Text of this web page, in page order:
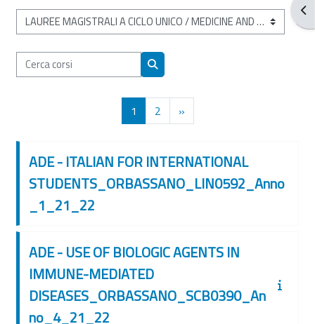
Categorie di corso
Cerca corsi
Cerca corsi
1 Pagina 1
2 Pagina 2
»Pagina successiva
ADE - ITALIAN FOR INTERNATIONAL
STUDENTS_ORBASSANO_LIN0592_Anno
_1_21_22
ADE - USE OF BIOLOGIC AGENTS IN
IMMUNE-MEDIATED
DISEASES_ORBASSANO_SCB0390_An
no_4_21_22